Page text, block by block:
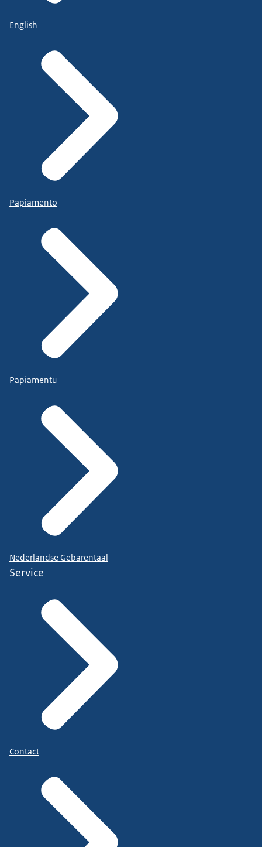
English
Papiamento
Papiamentu
Nederlandse Gebarentaal
Service
Contact